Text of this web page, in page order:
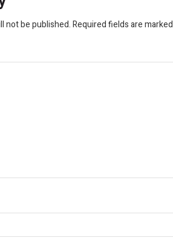
not be published.Required fields are marked